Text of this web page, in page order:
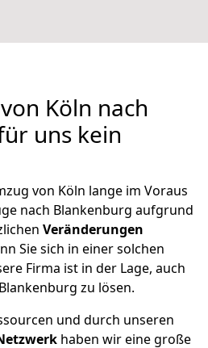
Köln nach
uns kein
von Köln lange im Voraus
nach Blankenburg aufgrund
Veränderungen
Sie sich in einer solchen
Firma ist in der Lage, auch
zu lösen.
und durch unseren
haben wir eine große